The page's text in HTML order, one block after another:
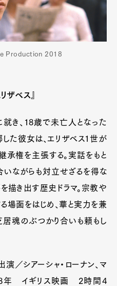
Production 2018
ザベス』
き、18歳で未亡人となった
した彼女は、エリザベス1世が
承権を主張する。実話をもと
いながらも対立せざるを得な
描き出す歴史ドラマ。宗教や
場面をはじめ、華と実力を兼
魂のぶつかり合いも頼もし
／シアーシャ・ローナン、マ
年 イギリス映画 2時間4